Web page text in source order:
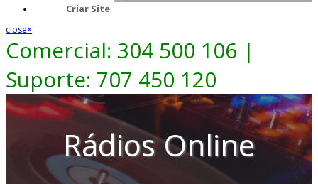
Criar Site
close×
Comercial: 304 500 106 |
Suporte: 707 450 120
Rádios Online